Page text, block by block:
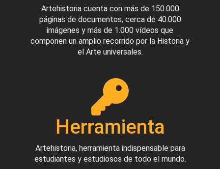
Artehistoria cuenta con más de 150.000
páginas de documentos, cerca de 40.000
imágenes y más de 1.000 vídeos que
componen un amplio recorrido por la Historia y
el Arte universales.
Herramienta
Artehistoria, herramienta indispensable para
estudiantes y estudiosos de todo el mundo.